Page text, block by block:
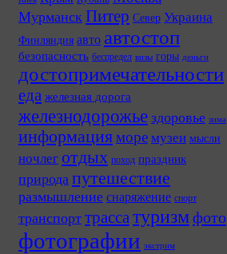
Мурманск Питер Север Украина
Финляндия авто автостоп
безопасность беспредел визы горы деньги
достопримечательности
еда железная дорога
железнодорожье здоровье зима
информацияморе музеи мысли
ночлег отдых поход праздник
природа путешествие
размышление снаряжение спорт
транспорт трасса туризмфото
фотографии экстрим